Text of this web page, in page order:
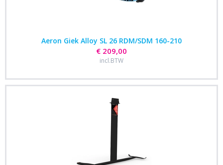
Aeron Giek Alloy SL 26 RDM/SDM 160-210
€ 209,00
incl.BTW